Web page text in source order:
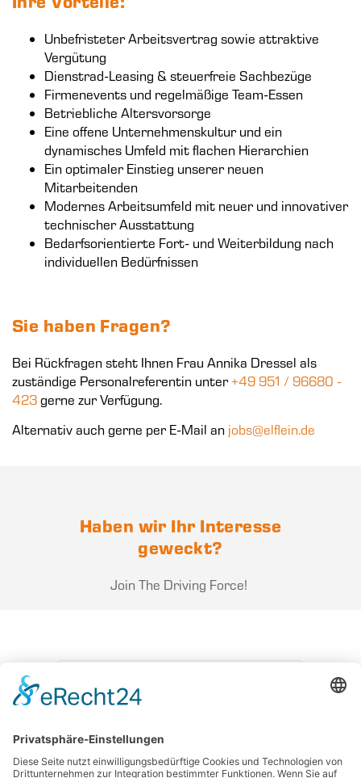
Unbefristeter Arbeitsvertrag sowie attraktive
Vergütung
Dienstrad-Leasing & steuerfreie Sachbezüge
Firmenevents und regelmäßige Team-Essen
Betriebliche Altersvorsorge
Eine offene Unternehmenskultur und ein
dynamisches Umfeld mit flachen Hierarchien
Ein optimaler Einstieg unserer neuen
Mitarbeitenden
Modernes Arbeitsumfeld mit neuer und innovativer
technischer Ausstattung
Bedarfsorientierte Fort- und Weiterbildung nach
individuellen Bedürfnissen
Sie haben Fragen?
Bei Rückfragen steht Ihnen Frau Annika Dressel als
zuständige Personalreferentin unter +49 951 / 96680 -
423gerne zur Verfügung.
Alternativ auch gerne per E-Mail an jobs@elflein.de
Haben wir Ihr Interesse
geweckt?
Join The Driving Force!
BEWERBEN